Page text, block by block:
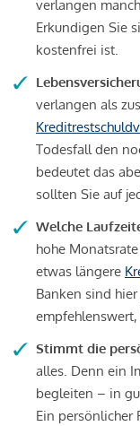
verlangen
Erkundigen Sie
kostenfrei ist.
verlangen als
Todesfall den
bedeutet das
sollten Sie auf
Welche
hohe
etwas längere
Banken sind
Stimmt die
alles. Denn ein
begleiten – in
Ein persönlicher